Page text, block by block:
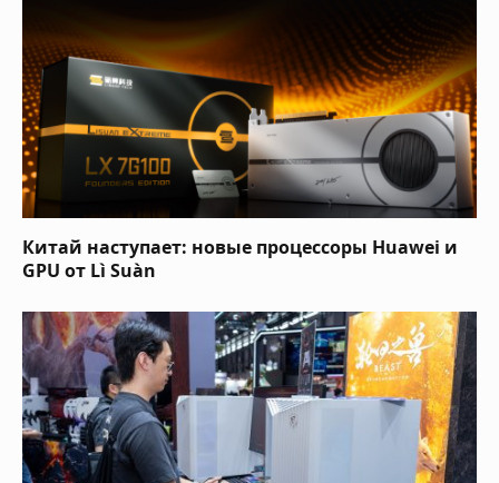
Китай наступает: новые процессоры Huawei и
GPU от Lì Suàn